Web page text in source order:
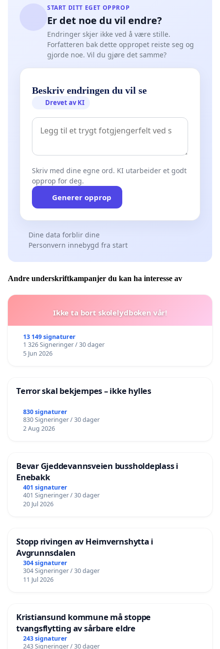
START DITT EGET OPPROP
Er det noe du vil endre?
Endringer skjer ikke ved å være stille.
Forfatteren bak dette oppropet reiste seg og
gjorde noe. Vil du gjøre det samme?
Beskriv endringen du vil se
Drevet av KI
Skriv med dine egne ord. KI utarbeider et godt
opprop for deg.
Generer opprop
Dine data forblir dine
Personvern innebygd fra start
Andre underskriftkampanjer du kan ha interesse av
Ikke ta bort skolelydboken vår!
13 149 signaturer
1 326 Signeringer / 30 dager
5 Jun 2026
Terror skal bekjempes – ikke hylles
830 signaturer
830 Signeringer / 30 dager
2 Aug 2026
Bevar Gjeddevannsveien bussholdeplass i
Enebakk
401 signaturer
401 Signeringer / 30 dager
20 Jul 2026
Stopp rivingen av Heimvernshytta i
Avgrunnsdalen
304 signaturer
304 Signeringer / 30 dager
11 Jul 2026
Kristiansund kommune må stoppe
tvangsflytting av sårbare eldre
243 signaturer
243 Signeringer / 30 dager